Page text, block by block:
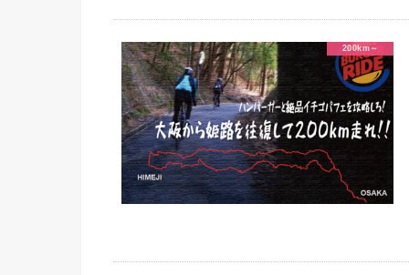
200km～